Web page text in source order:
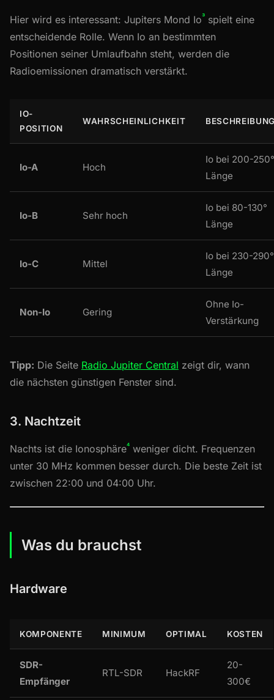
Hier wird es interessant: Jupiters Mond Io³ spielt eine
entscheidende Rolle. Wenn Io an bestimmten
Positionen seiner Umlaufbahn steht, werden die
Radioemissionen dramatisch verstärkt.
IO-
POSITION
WAHRSCHEINLICHKEIT
Io-A Hoch
Io bei 200-250°
Länge
Io-B Sehr hoch
Io bei 80-130°
Länge
Io-C Mittel
Io bei 230-290°
Länge
Non-Io Gering
Ohne Io-
Verstärkung
Tipp: Die Seite Radio Jupiter Central zeigt dir, wann
die nächsten günstigen Fenster sind.
3. Nachtzeit
Nachts ist die Ionosphäre⁴ weniger dicht. Frequenzen
unter 30 MHz kommen besser durch. Die beste Zeit ist
zwischen 22:00 und 04:00 Uhr.
Was du brauchst
Hardware
KOMPONENTE MINIMUM OPTIMAL KOSTEN
SDR-
Empfänger
RTL-SDR HackRF
20-
300€